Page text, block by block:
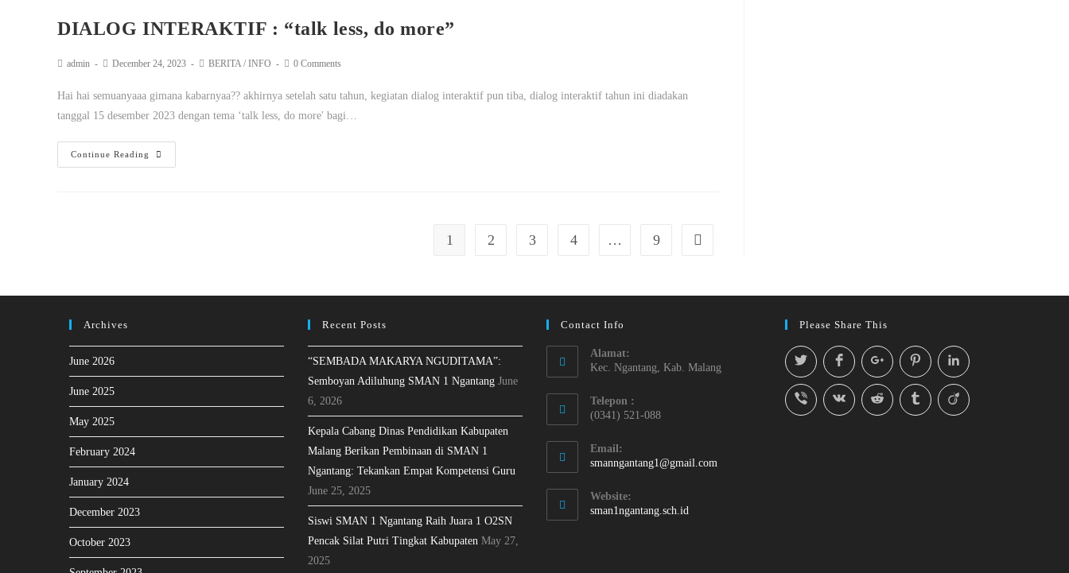
DIALOG INTERAKTIF : “talk less, do more”
admin December 24, 2023 BERITA / INFO 0 Comments
Hai hai semuanyaaa gimana kabarnyaa?? akhirnya setelah satu tahun, kegiatan dialog interaktif pun tiba, dialog interaktif tahun ini diadakan
tanggal 15 desember 2023 dengan tema ‘talk less, do more' bagi…
Continue Reading
1 2 3 4 … 9
Archives
June 2026
June 2025
May 2025
February 2024
January 2024
December 2023
October 2023
Recent Posts
“SEMBADA MAKARYA NGUDITAMA”:
Semboyan Adiluhung SMAN 1 Ngantang June
6, 2026
Kepala Cabang Dinas Pendidikan Kabupaten
Malang Berikan Pembinaan di SMAN 1
Ngantang: Tekankan Empat Kompetensi Guru
June 25, 2025
Siswi SMAN 1 Ngantang Raih Juara 1 O2SN
Pencak Silat Putri Tingkat Kabupaten May 27,
2025
Contact Info
Alamat:
Kec. Ngantang, Kab. Malang
Telepon :
(0341) 521-088
Email:
smanngantang1@gmail.com
Website:
sman1ngantang.sch.id
Please Share This